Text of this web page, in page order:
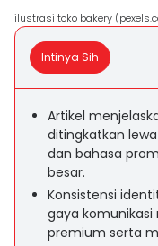
ilustrasi toko bakery
Intinya Sih
Artikel
ditingkatkan
dan bahasa
besar.
Konsistensi
gaya
premium serta